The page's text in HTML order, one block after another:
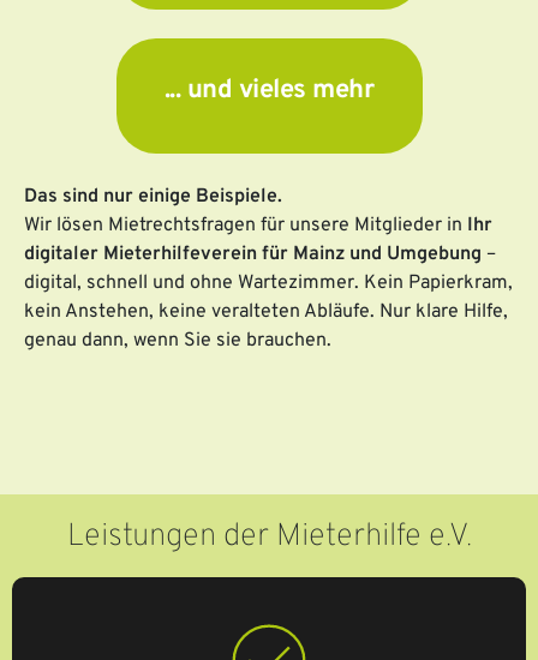
... und vieles mehr
Das sind nur einige Beispiele.
Wir lösen Mietrechtsfragen für unsere Mitglieder in Ihr
digitaler Mieterhilfeverein für Mainz und Umgebung –
digital, schnell und ohne Wartezimmer. Kein Papierkram,
kein Anstehen, keine veralteten Abläufe. Nur klare Hilfe,
genau dann, wenn Sie sie brauchen.
Leistungen der Mieterhilfe e.V.